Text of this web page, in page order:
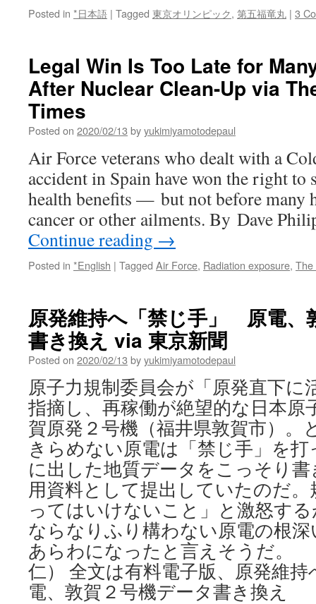
Posted in *日本語 | Tagged 東京オリンピック, 第五福竜丸 | 3
Legal Win Is Too Late for
After Nuclear Clean-Up via
Times
Posted on 2020/02/13 byyukimiyamotodepaul
Air Force veterans who dealt with a
accident in Spain have won the right to
health benefits — but not before many
cancer or other ailments. By Dave
Continue reading →
Posted in *English | Tagged Air Force, Radiation exposure, The
原発維持へ「禁じ手」 原電、
書き換え via 東京新聞
Posted on 2020/02/13 byyukimiyamotodepaul
原子力規制委員会が「原発直下に
指摘し、再稼働が絶望的な日本原
賀原発２号機（福井県敦賀市）。
きらめない原電は「禁じ手」を
に出した地質データをこっそり
用資料として提出していたのだ
ってはいけないこと」と激怒す
ならなりふり構わない原電の根
あらわになったと言えそうだ。
仁） 全文は有料電子版、原発維
電、敦賀２号機データ書き換え